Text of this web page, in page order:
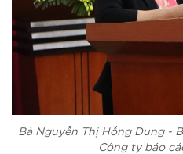
Bà Nguyễn Thị Hồng Dung -
Công ty báo